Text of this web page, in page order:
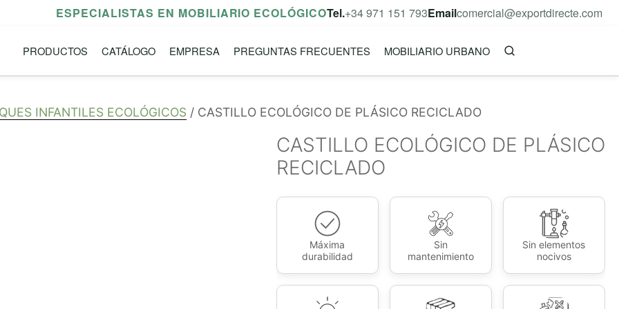
ESPECIALISTAS EN MOBILIARIO ECOLÓGICOTel.+34 971 151 793Emailcomercial@exportdirecte.com
PRODUCTOS CATÁLOGO EMPRESA PREGUNTAS FRECUENTES MOBILIARIO URBANO
INFANTILES ECOLÓGICOS / CASTILLO ECOLÓGICO DE PLÁSICO RECICLADO
CASTILLO ECOLÓGICO DE PLÁSICO
RECICLADO
Máxima
durabilidad
Sin
mantenimiento
Sin elementos
nocivos